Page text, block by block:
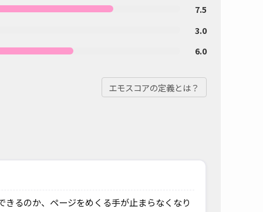
7.5
3.0
6.0
エモスコアの定義とは？
るのか、ページをめくる手が止まらなくなり